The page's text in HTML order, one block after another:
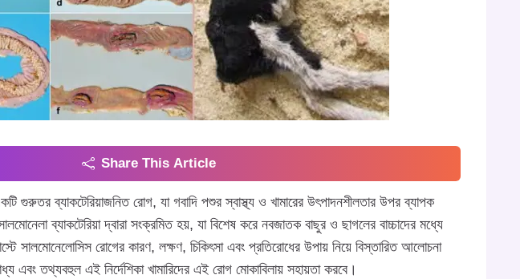
Share This Article
গুরুতর ব্যাকটেরিয়াজনিত রোগ, যা গবাদি পশুর স্বাস্থ্য ও খামারের উৎপাদনশীলতার উপর ব্যাপক
ব্যাকটেরিয়া দ্বারা সংক্রমিত হয়, যা বিশেষ করে নবজাতক বাছুর ও ছাগলের বাচ্চাদের মধ্যে
সালমোনেলোসিস রোগের কারণ, লক্ষণ, চিকিৎসা এবং প্রতিরোধের উপায় নিয়ে বিস্তারিত আলোচনা
তথ্যবহুল এই নির্দেশিকা খামারিদের এই রোগ মোকাবিলায় সহায়তা করবে।